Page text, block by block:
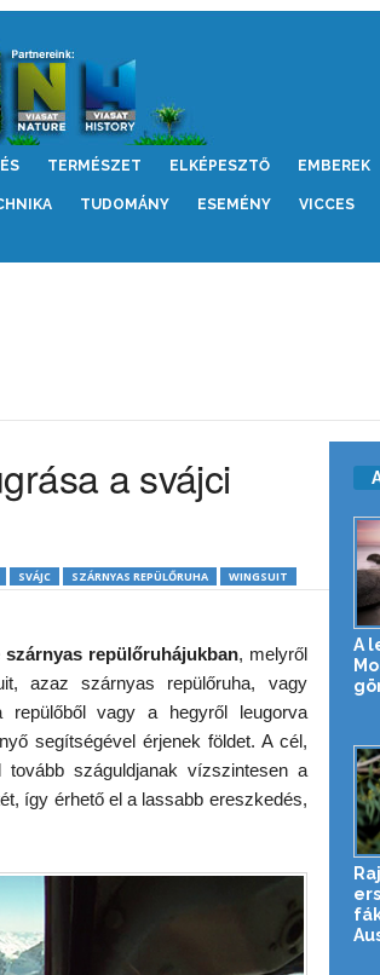
TERMÉSZET ELKÉPESZTŐ EMBEREK
TUDOMÁNY ESEMÉNY VICCES
a svájci
SVÁJC SZÁRNYAS REPÜLŐRUHA WINGSUIT
szárnyas repülőruhájukban, melyről
azaz szárnyas repülőruha, vagy
vagy a hegyről leugorva
segítségével érjenek földet. A cél,
száguldjanak vízszintesen a
így érhető el a lassabb ereszkedés,
A